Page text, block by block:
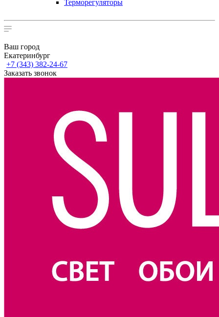
Терморегуляторы
Ваш город
Екатеринбург
+7 (343) 382-24-67
Заказать звонок